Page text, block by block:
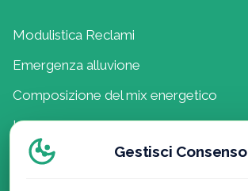
Modulistica Reclami
Emergenza alluvione
Composizione del mix energetico
Lavora con noi
Politica della QualitàGestisci Consenso